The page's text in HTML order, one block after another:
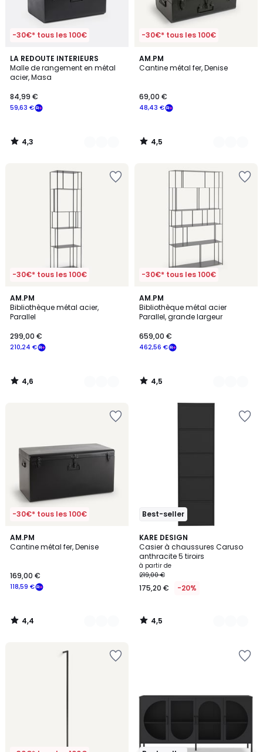
-30€* tous les 100€
LA REDOUTE INTERIEURS
Malle de rangement en métal
acier, Masa
59,63 €
84,99 €
4,3
/ 5
4
Couleurs
4,3
/
-30€* tous les 100€
AM.PM
Cantine métal fer, Denise
48,43 €
69,00 €
4,5
/ 5
2
Couleurs
4,5
/
-30€* tous les 100€
AM.PM
Bibliothèque métal acier,
Parallel
210,24 €
299,00 €
4,6
/ 5
2
Couleurs
4,6
/
-30€* tous les 100€
AM.PM
Bibliothèque métal acier
Parallel, grande largeur
462,56 €
659,00 €
4,5
/ 5
2
Couleurs
4,5
/
-30€* tous les 100€
AM.PM
Cantine métal fer, Denise
118,59 €
169,00 €
4,4
/ 5
2
Couleurs
4,4
/
Best-seller
KARE DESIGN
Casier à chaussures Caruso
anthracite 5 tiroirs
à partir de
219,00 €
175,20 € -20%
4,5
/ 5
14
Couleurs
4,5
/